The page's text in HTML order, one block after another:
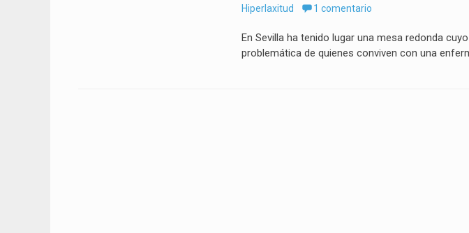
el
Hiperlaxitud
1 comentario
En Sevilla ha tenido lugar una mesa redonda
problemática de quienes conviven con una